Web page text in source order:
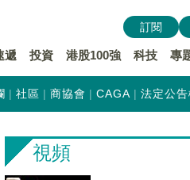
遞 投資 港股100強 科技 專
訂閱
社區 商協會 CAGA 法定公告
視頻